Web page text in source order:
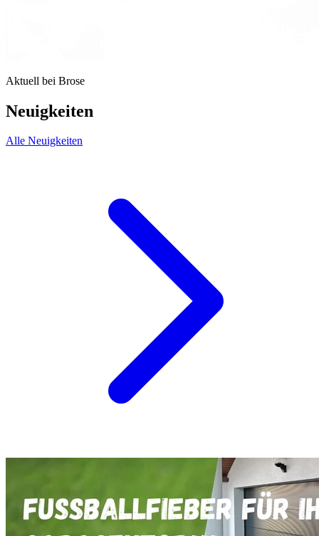
Aktuell bei Brose
Neuigkeiten
Alle Neuigkeiten